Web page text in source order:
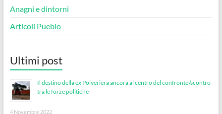
Anagni e dintorni
Articoli Pueblo
Ultimi post
Il destino della ex Polveriera ancora al centro del confronto/scontro
tra le forze politiche
4 Novembre 2022